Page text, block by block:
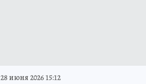
28 июня 2026 15:12